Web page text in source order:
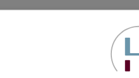
Vorname*